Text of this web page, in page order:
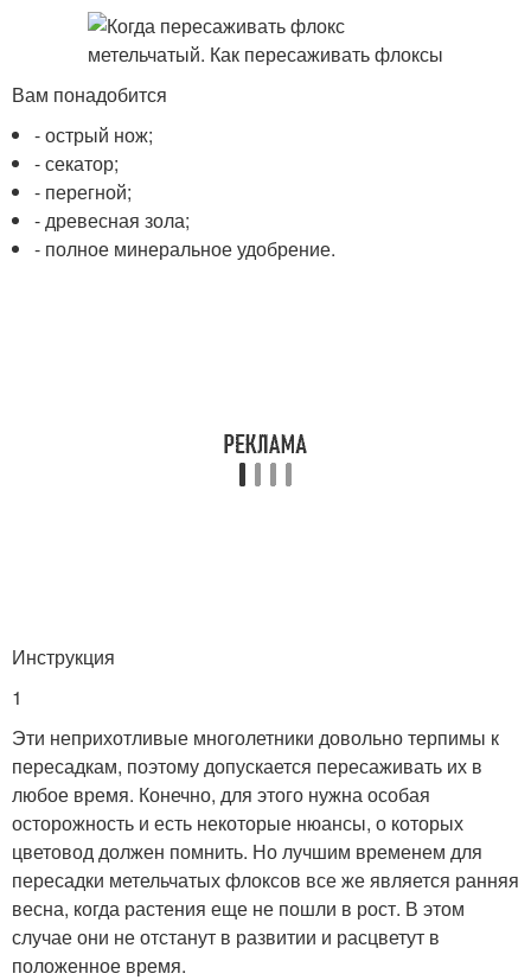
Вам понадобится
- острый нож;
- секатор;
- перегной;
- древесная зола;
- полное минеральное удобрение.
Инструкция
1
Эти неприхотливые многолетники довольно терпимы к
пересадкам, поэтому допускается пересаживать их в
любое время. Конечно, для этого нужна особая
осторожность и есть некоторые нюансы, о которых
цветовод должен помнить. Но лучшим временем для
пересадки метельчатых флоксов все же является ранняя
весна, когда растения еще не пошли в рост. В этом
случае они не отстанут в развитии и расцветут в
положенное время.